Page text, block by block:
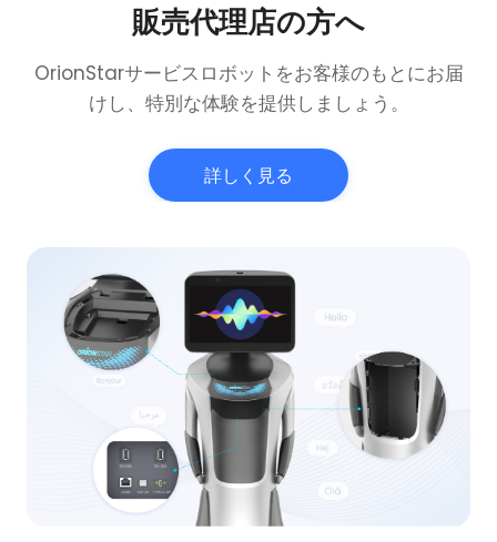
販売代理店の方へ
OrionStarサービスロボットをお客様のもとにお届
けし、特別な体験を提供しましょう。
詳しく見る